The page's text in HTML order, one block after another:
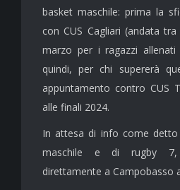
basket maschile: prima la
con CUS Cagliari (andata tra
marzo per i ragazzi
quindi, per chi supererà
appuntamento contro CUS
alle finali 2024.
In attesa di info come
maschile e di rugby 7,
direttamente a Campobasso